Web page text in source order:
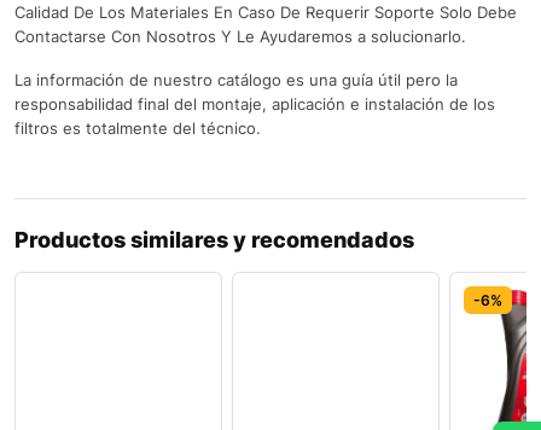
Calidad De Los Materiales En Caso De Requerir Soporte Solo Debe
Contactarse Con Nosotros Y Le Ayudaremos a solucionarlo.
La información de nuestro catálogo es una guía útil pero la
responsabilidad final del montaje, aplicación e instalación de los
filtros es totalmente del técnico.
Productos similares y recomendados
-6%